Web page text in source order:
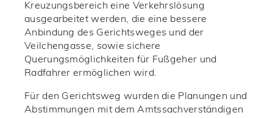
Kreuzungsbereich eine Verkehrslösung
ausgearbeitet werden, die eine bessere
Anbindung des Gerichtsweges und der
Veilchengasse, sowie sichere
Querungsmöglichkeiten für Fußgeher und
Radfahrer ermöglichen wird.
Für den Gerichtsweg wurden die Planungen und
Abstimmungen mit dem Amtssachverständigen